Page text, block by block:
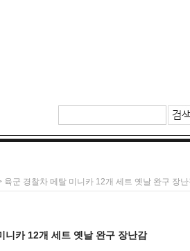
육군 경찰차 메탈 미니카 12개 세트 옛날 완구 장
니카 12개 세트 옛날 완구 장난감